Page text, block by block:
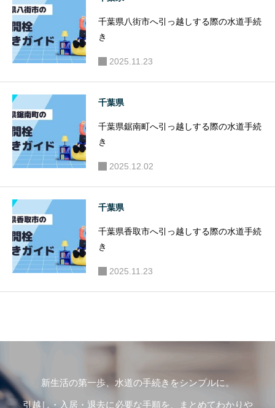
千葉県八街市へ引っ越しする際の水道手続
き
2025.11.23
千葉県
千葉県鋸南町へ引っ越しする際の水道手続
き
2025.12.02
千葉県
千葉県香取市へ引っ越しする際の水道手続
き
2025.11.23
新生活の第一歩、水道の手続きをシンプルに。
引越し・入居・退去に必要な手順を、まとめてわかりや